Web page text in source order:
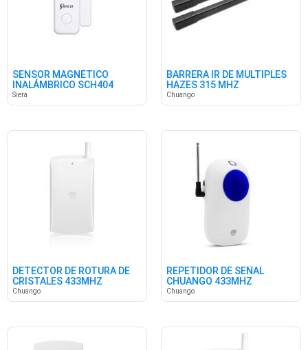
SENSOR MAGNÉTICO
INALÁMBRICO SCH404
433MHZ SIECO
Siera
BARRERA IR DE MÚLTIPLES
HAZES 315 MHZ
Chuango
DETECTOR DE ROTURA DE
CRISTALES 433MHZ
Chuango
REPETIDOR DE SEÑAL
CHUANGO 433MHZ
Chuango